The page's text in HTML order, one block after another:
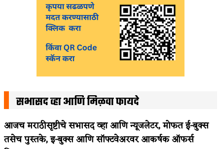
सभासद व्हा आणि मिळवा फायदे
आजच मराठीसृष्टीचे सभासद व्हा आणि न्यूजलेटर, मोफत ई-बुक्स
तसेच पुस्तके, इ-बुक्स आणि सॉफ्टवेअरवर आकर्षक ऑफर्स